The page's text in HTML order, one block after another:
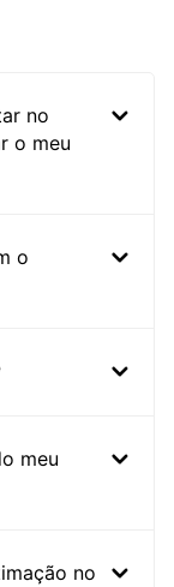
no
o meu
o
meu
no